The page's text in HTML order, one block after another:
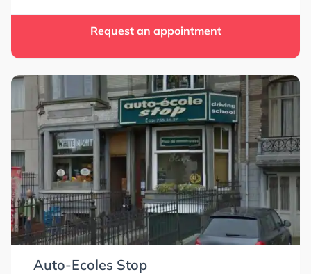
Request an appointment
Auto-Ecoles Stop